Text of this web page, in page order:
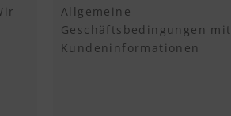
Allgemeine
Geschäftsbedingungen mit
Kundeninformationen